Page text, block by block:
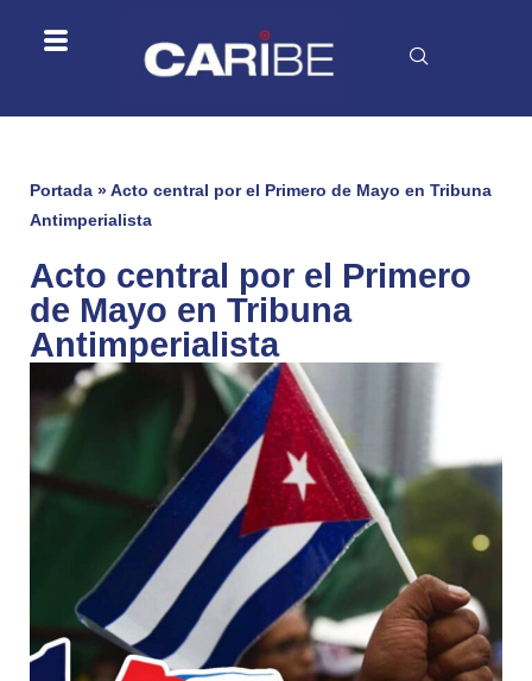
Portada »Acto central por el Primero de Mayo en Tribuna
Antimperialista
Acto central por el Primero
de Mayo en Tribuna
Antimperialista